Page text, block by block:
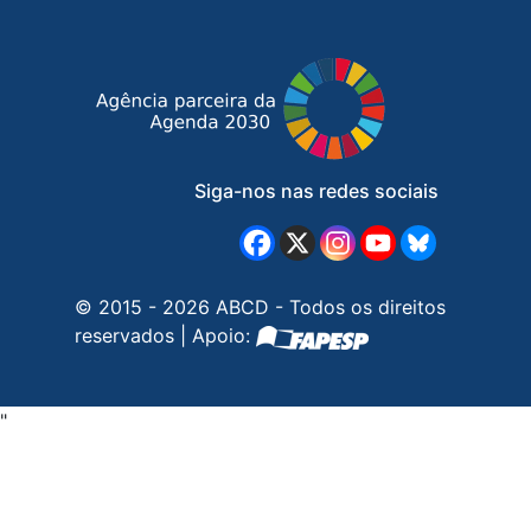
Siga-nos nas redes sociais
© 2015 - 2026 ABCD - Todos os direitos
reservados | Apoio:
"